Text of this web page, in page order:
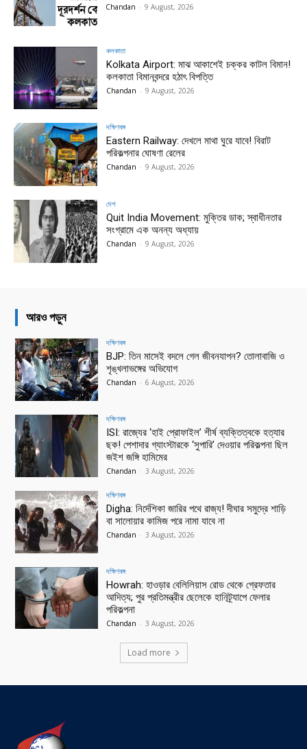
Chandan - 9 August, 2026
কলকাতা
Kolkata Airport: মাঝ আকাশেই চক্কর কাটল বিমান!
কলকাতা বিমানবন্দরে হঠাৎ বিপত্তি
Chandan - 9 August, 2026
দক্ষিণবঙ্গ
Eastern Railway: দেখলে মাথা ঘুরে যাবে! বিরাট
পরিকল্পনার ঘোষণা রেলের
Chandan - 9 August, 2026
দেশ
Quit India Movement: মুক্তির ডাক; স্বাধীনতার
সংগ্রামে এক অনন্য অধ্যায়
Chandan - 9 August, 2026
আরও পড়ুন
দক্ষিণবঙ্গ
BJP: তিন মাসেই বদলে গেল জীবনযাপন? তোলাবাজি ও
শৃঙ্খলাভঙ্গের অভিযোগ
Chandan - 6 August, 2026
দক্ষিণবঙ্গ
ISI: রাজ্যের ‘হাই প্রোফাইল’ শীর্ষ ব্যক্তিত্বকে হত্যার
ছক! পেশাদার গ্যাংস্টারকে ‘সুপারি’ দেওয়ার পরিকল্পনা ছিল
জইশ জঙ্গি হামিমের
Chandan - 3 August, 2026
দক্ষিণবঙ্গ
Digha: নির্দেশিকা জারির পথে রাজ্য! দীঘার সমুদ্রে শাড়ি
বা সালোয়ার কামিজ পরে নামা যাবে না
Chandan - 3 August, 2026
দক্ষিণবঙ্গ
Howrah: হাওড়ার বেলিলিয়াস রোড থেকে গ্রেফতার
আদিত্য; পুর প্রতিমন্ত্রীর ছেলেকে হানিট্র্যাপে ফেলার
পরিকল্পনা
Chandan - 3 August, 2026
Load more